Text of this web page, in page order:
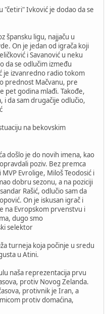
"četiri" Ivković je dodao da se
špansku ligu, najjaču u
On je jedan od igrača koji
i Savanović u neku
da se odlučim između
je izvanredno radio tokom
prednost Mačvanu, pre
pet godina mlađi. Takođe,
i da sam drugačije odlučio,
na bekovskim
došlo je do novih imena, kao
poziv. Bez premca
Evrolige, Miloš Teodosić i
dobru sezonu, a na poziciji
Rašić, odlučio sam da
On je iskusan igrač i
na Evropskom prvenstvu i
dugo smo
selektor
turneja koja počinje u sredu
u Atini.
naša reprezentacija prvu
protiv Novog Zelanda.
protivnik je Iran, a
protiv domaćina,